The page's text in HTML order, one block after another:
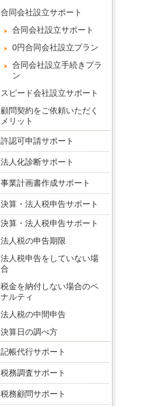
合同会社設立サポート
合同会社設立サポート
0円合同会社設立プラン
合同会社設立手続きプラ
ン
スピード会社設立サポート
顧問契約をご依頼いただく
メリット
許認可申請サポート
法人化診断サポート
事業計画書作成サポート
決算・法人税申告サポート
決算・法人税申告サポート
法人税の申告期限
法人税申告をしていない場
合
税金を納付しない場合のペ
ナルティ
法人税の中間申告
決算日の調べ方
記帳代行サポート
税務調査サポート
税務顧問サポート